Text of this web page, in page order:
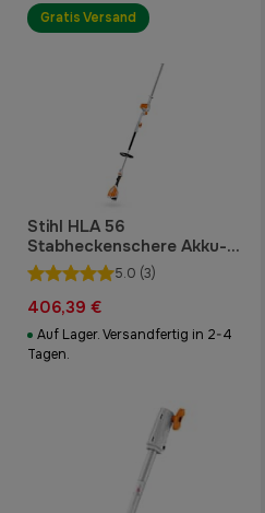
Stihl HLA 56
Stabheckenschere Akku-
Set
5.0 (3)
406,39 €
Auf Lager. Versandfertig in 2-4
Tagen.
Gratis Versand